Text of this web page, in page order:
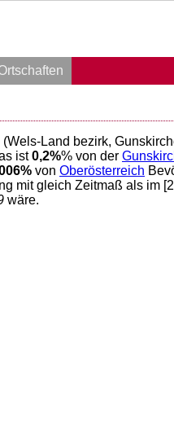
Land bezirk,
ist0,2%% von der
% von Oberösterreich
mit gleich Zeitmaß als im
wäre.